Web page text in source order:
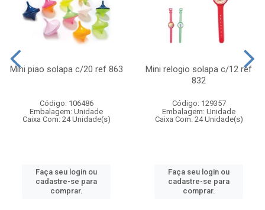
Mini piao solapa c/20 ref 863
Código: 106486
Embalagem: Unidade
Caixa Com: 24 Unidade(s)
Faça seu login ou
cadastre-se para
comprar.
Mini relogio solapa c/12 ref
832
Código: 129357
Embalagem: Unidade
Caixa Com: 24 Unidade(s)
Faça seu login ou
cadastre-se para
comprar.